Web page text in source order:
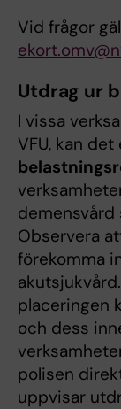
Vid frågor
Utdrag ur
I vissa
VFU, kan
Observera
förekomma
placeringen
och dess
polisen
uppvisar